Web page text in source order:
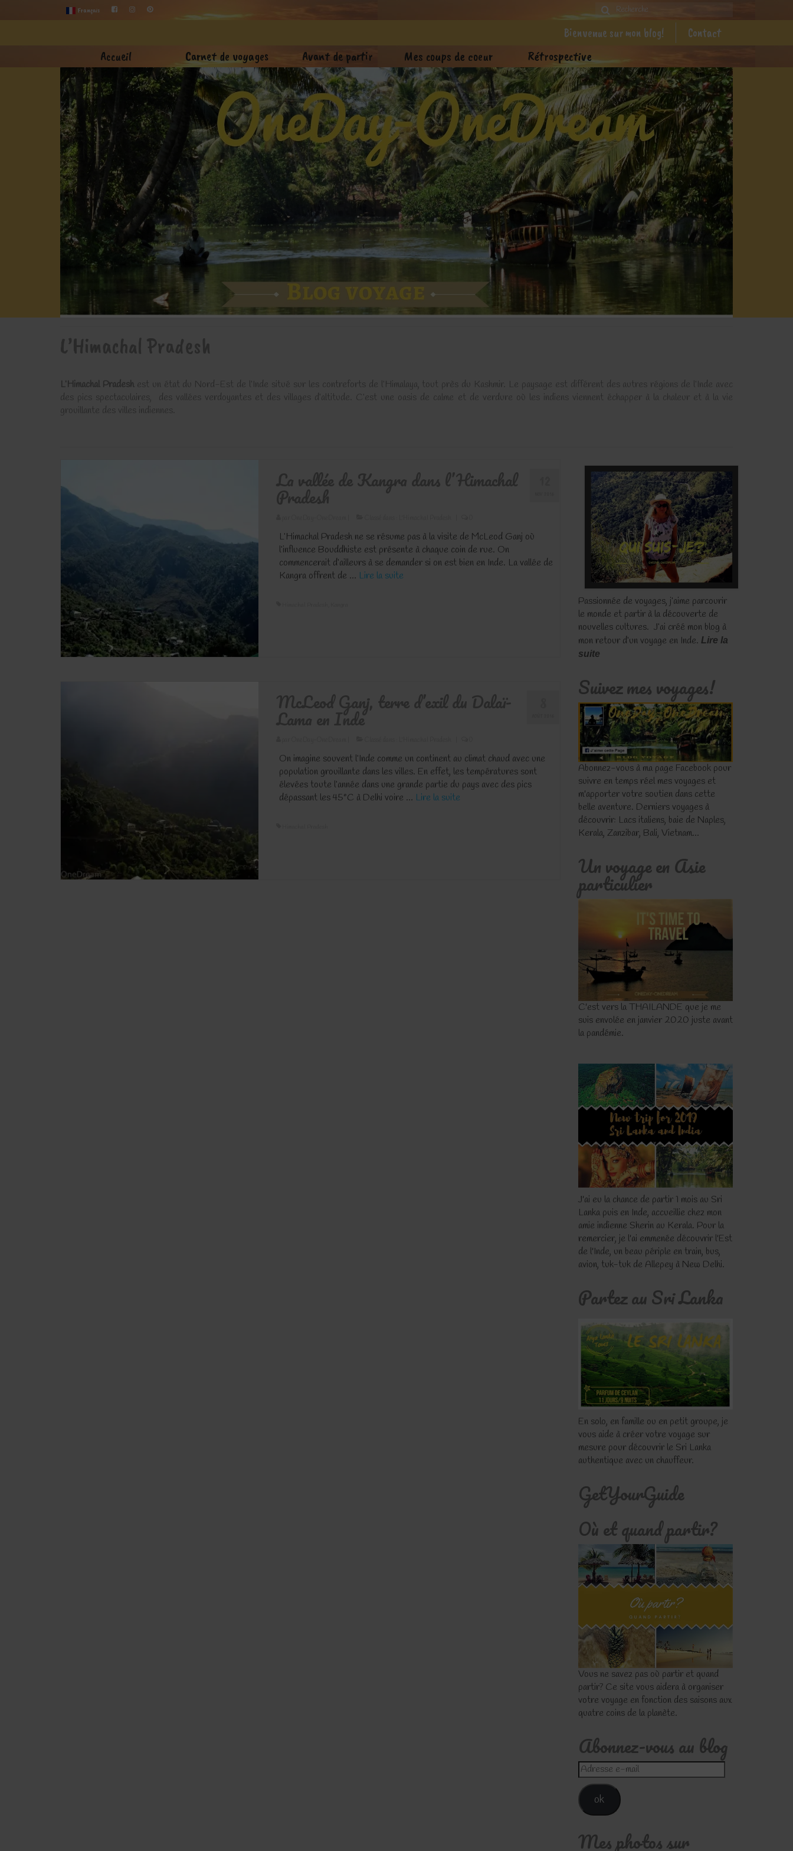
Français
Rechercher
:
Bienvenue sur mon blog! Contact
Accueil Carnet de voyages Avant de partir Mes coups de coeur Rétrospective
L’Himachal Pradeshest un état du Nord-Est de l’Inde situé sur les contreforts de l’Himalaya, tout près du Kashmir. Le paysage est différent des autres régions de l’Inde avec
des pics spectaculaires, des vallées verdoyantes et des villages d’altitude. C’est une oasis de calme et de verdure où les indiens viennent échapper à la chaleur et à la vie
grouillante des villes indiennes.
La vallée de Kangra dans l’Himachal
Pradesh
L’Himachal Pradesh ne se résume pas à la visite de McLeod Ganj où
l’influence Bouddhiste est présente à chaque coin de rue. On
commencerait d’ailleurs à se demander si on est bien en Inde. La vallée de
Kangra offrent de … Lire la suite­­
McLeod Ganj, terre d’exil du Dalaï-
Lama en Inde
On imagine souvent l’Inde comme un continent au climat chaud avec une
population grouillante dans les villes. En effet, les températures sont
élevées toute l’année dans une grande partie du pays avec des pics
dépassant les 45°C à Delhi voire … Lire la suite­­
Passionnée de voyages, j’aime parcourir
le monde et partir à la découverte de
nouvelles cultures. J’ai créé mon blog à
mon retour d’un voyage en Inde. Lire la
suite
Suivez mes voyages!
Abonnez-vous à ma page Facebook pour
suivre en temps réel mes voyages et
m'apporter votre soutien dans cette
belle aventure. Derniers voyages à
découvrir: Lacs italiens, baie de Naples,
Kerala, Zanzibar, Bali, Vietnam...
Un voyage en Asie
particulier
C'est vers la THAILANDE que je me
suis envolée en janvier 2020 juste avant
la pandémie.
J'ai eu la chance de partir 1 mois au Sri
Lanka puis en Inde, accueillie chez mon
amie indienne Sherin au Kerala. Pour la
remercier, je l'ai emmenée découvrir l'Est
de l'Inde, un beau périple en train, bus,
avion, tuk-tuk de Allepey à New Delhi.
Partez au Sri Lanka
En solo, en famille ou en petit groupe, je
vous aide à créer votre voyage sur
mesure pour découvrir le Sri Lanka
authentique avec un chauffeur.
GetYourGuide
Où et quand partir?
Vous ne savez pas où partir et quand
partir? Ce site vous aidera à organiser
votre voyage en fonction des saisons aux
quatre coins de la planète.
Abonnez-vous au blog
Adresse
e-
mail
ok
Mes photos sur